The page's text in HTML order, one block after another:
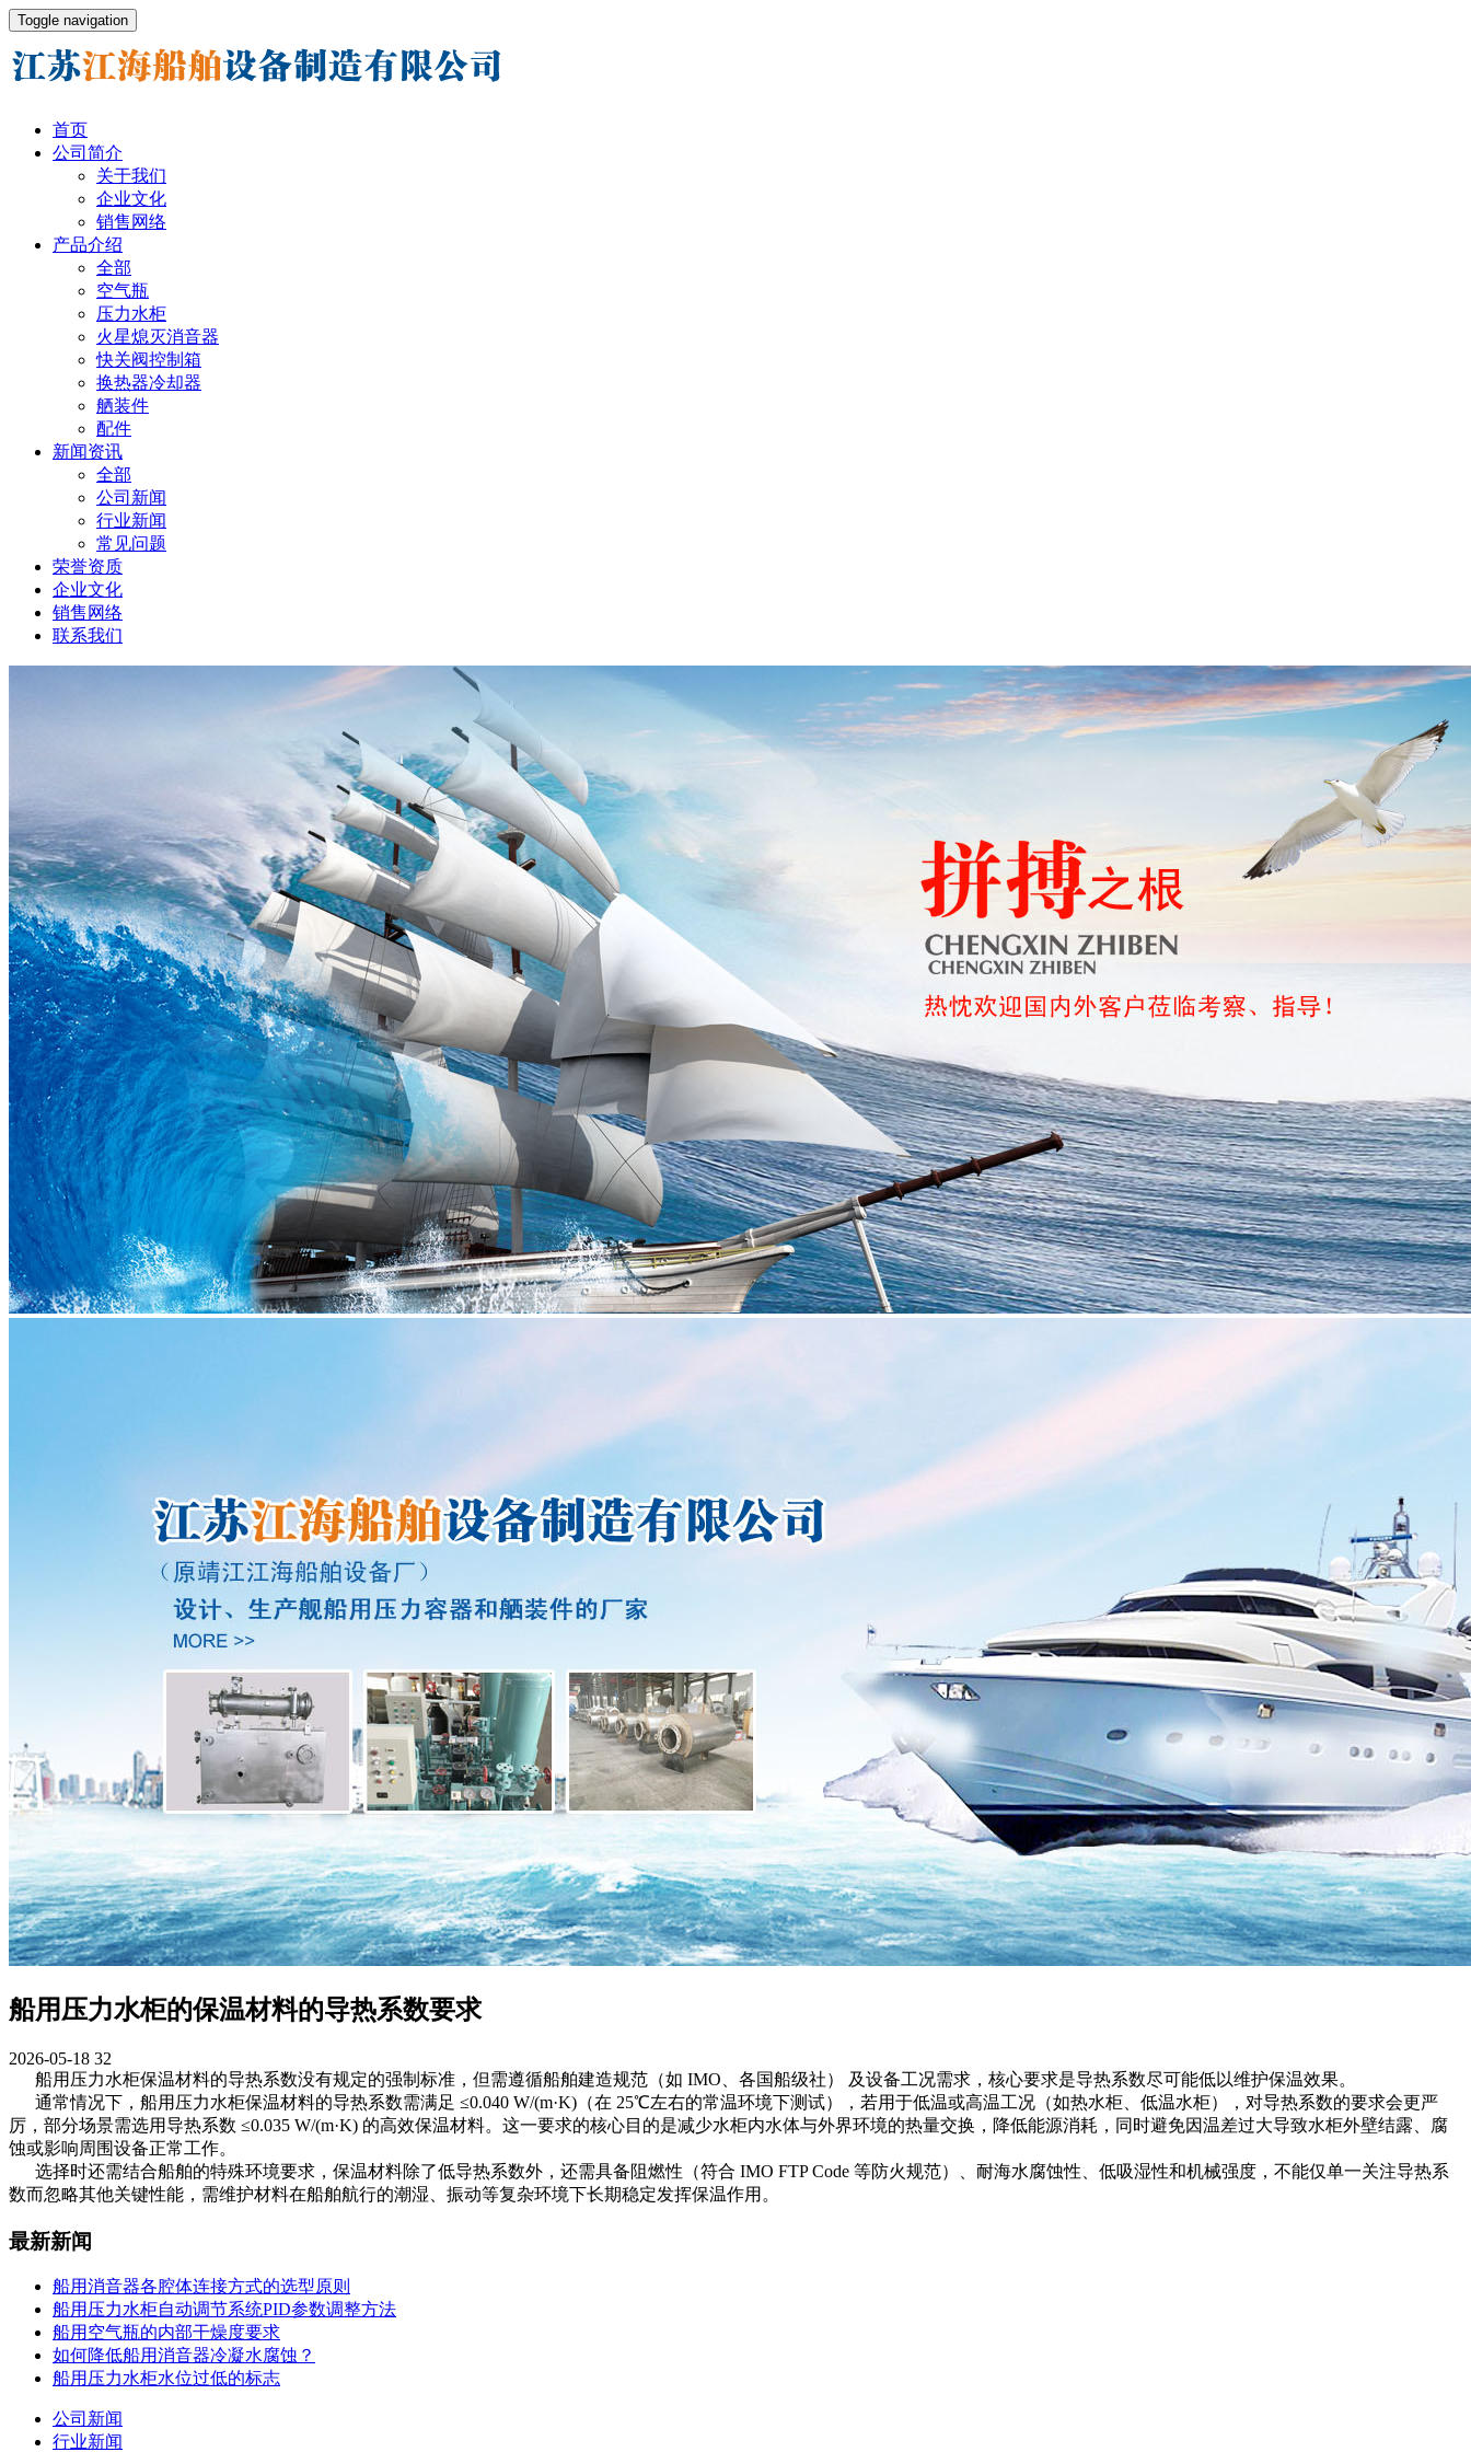
Toggle navigation
首页
公司简介
关于我们
企业文化
销售网络
产品介绍
全部
空气瓶
压力水柜
火星熄灭消音器
快关阀控制箱
换热器冷却器
舾装件
配件
新闻资讯
全部
公司新闻
行业新闻
常见问题
荣誉资质
企业文化
销售网络
联系我们
船用压力水柜的保温材料的导热系数要求
2026-05-18 32
船用压力水柜保温材料的导热系数没有规定的强制标准，但需遵循船舶建造规范（如 IMO、各国船级社） 及设备工况需求，核心要求是导热系数尽可能低以维护保温效果。
通常情况下，船用压力水柜保温材料的导热系数需满足 ≤0.040 W/(m·K)（在 25℃左右的常温环境下测试），若用于低温或高温工况（如热水柜、低温水柜），对导热系数的要求会更严
厉，部分场景需选用导热系数 ≤0.035 W/(m·K) 的高效保温材料。这一要求的核心目的是减少水柜内水体与外界环境的热量交换，降低能源消耗，同时避免因温差过大导致水柜外壁结露、腐
蚀或影响周围设备正常工作。
选择时还需结合船舶的特殊环境要求，保温材料除了低导热系数外，还需具备阻燃性（符合 IMO FTP Code 等防火规范）、耐海水腐蚀性、低吸湿性和机械强度，不能仅单一关注导热系
数而忽略其他关键性能，需维护材料在船舶航行的潮湿、振动等复杂环境下长期稳定发挥保温作用。
最新新闻
船用消音器各腔体连接方式的选型原则
船用压力水柜自动调节系统PID参数调整方法
船用空气瓶的内部干燥度要求
如何降低船用消音器冷凝水腐蚀？
船用压力水柜水位过低的标志
公司新闻
行业新闻